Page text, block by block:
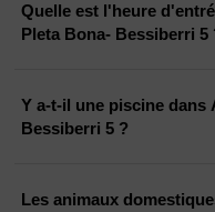
Quelle est l'heure d'entrée et de
Pleta Bona- Bessiberri 5
Y a-t-il une piscine dans
Bessiberri 5 ?
Les animaux